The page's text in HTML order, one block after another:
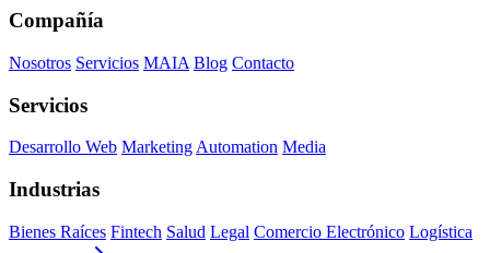
Compañía
Nosotros Servicios MAIA Blog Contacto
Servicios
Desarrollo Web MarketingAutomation Media
Industrias
Bienes Raíces Fintech Salud Legal Comercio Electrónico Logística